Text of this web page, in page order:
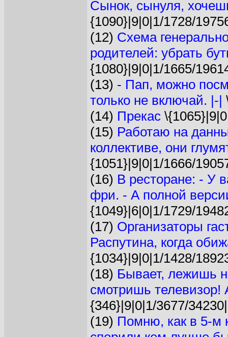
Сынок, сынуля,
{1090}|9|0|1/1728/
(12) Схема
родителей: убрать
{1080}|9|0|1/1665/
(13) - Пап, можно
только не включай. |-|
(14) Прекас
(15) Работаю на
коллективе, они
{1051}|9|0|1/1666/
(16) В ресторане: - У
фри. - А полной
{1049}|6|0|1/1729/
(17) Организаторы
Распутина, когда
{1034}|9|0|1/1428/
(18) Бывает, лежишь
смотришь телевизор!
{346}|9|0|1/3677/34230|
(19) Помню, как в 5-м